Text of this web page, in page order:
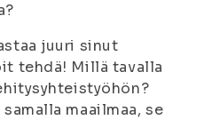
juuri sinut
tehdä! Millä tavalla
maailmaa, se